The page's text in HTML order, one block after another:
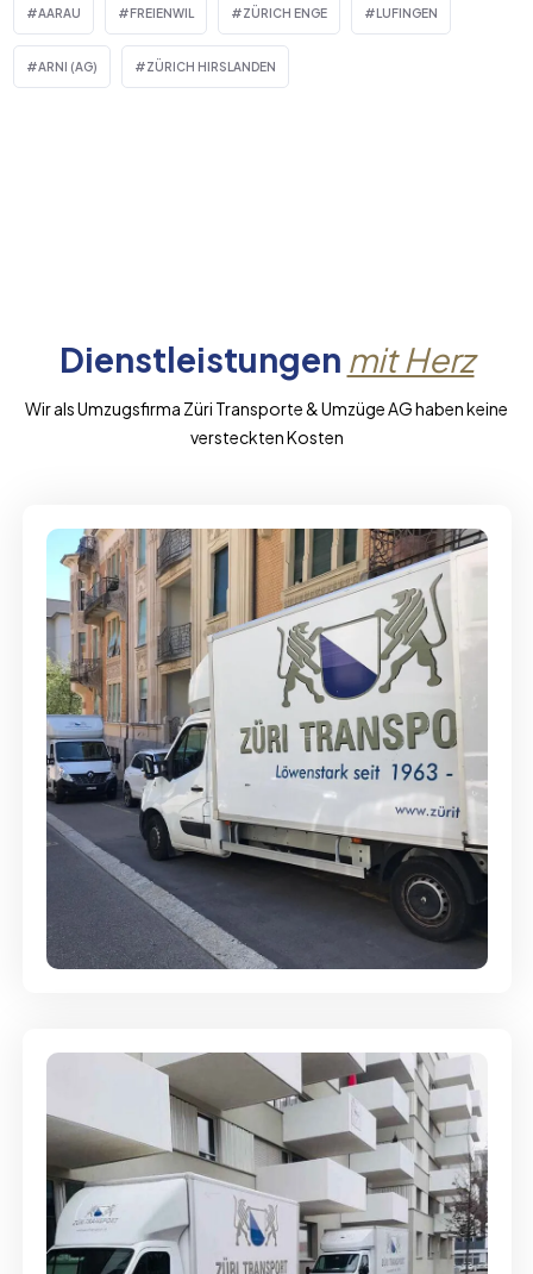
AARAU FREIENWIL ZÜRICH ENGE LUFINGEN
ARNI (AG) ZÜRICH HIRSLANDEN
Dienstleistungen mit Herz
Wir als Umzugsfirma Züri Transporte & Umzüge AG haben keine
versteckten Kosten
Full-Service - Für Privatumzüge